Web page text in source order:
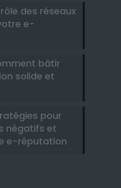
des réseaux
e-
bâtir
solide et
pour
négatifs et
e-réputation